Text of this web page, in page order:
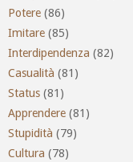
Potere (86)
Imitare (85)
Interdipendenza (82)
Casualità (81)
Status (81)
Apprendere (81)
Stupidità (79)
Cultura (78)